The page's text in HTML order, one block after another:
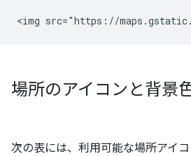
<img src="https://
場所のアイコンと背景
次の表には、利用可能な場所アイ